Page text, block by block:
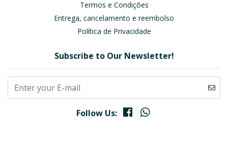
Termos e Condições
Entrega, cancelamento e reembolso
Política de Privacidade
Subscribe to Our Newsletter!
Follow Us: